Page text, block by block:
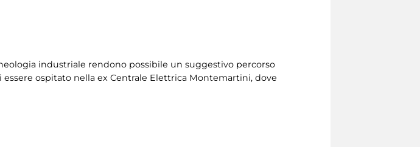
industriale rendono possibile un suggestivo percorso
ospitato nella ex Centrale Elettrica Montemartini, dove